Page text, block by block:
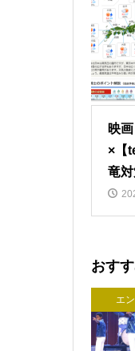
映
×【
竜
おす
エ